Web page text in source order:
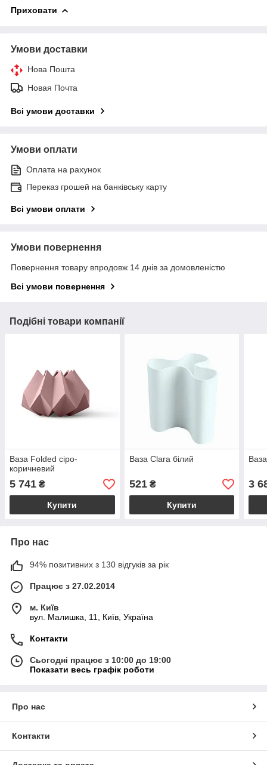
Приховати
Умови доставки
Нова Пошта
Новая Почта
Всі умови доставки
Умови оплати
Оплата на рахунок
Переказ грошей на банківську карту
Всі умови оплати
Умови повернення
Повернення товару впродовж 14 днів за домовленістю
Всі умови повернення
Подібні товари компанії
Ваза Folded сіро-
коричневий
5 741 ₴
Купити
Ваза Clara білий
521₴
Купити
3
Про нас
94% позитивних з 130 відгуків за рік
Працює з 27.02.2014
м. Київ
вул. Малишка, 11, Київ, Україна
Контакти
Сьогодні працює з 10:00 до 19:00
Показати весь графік роботи
Про нас
Контакти